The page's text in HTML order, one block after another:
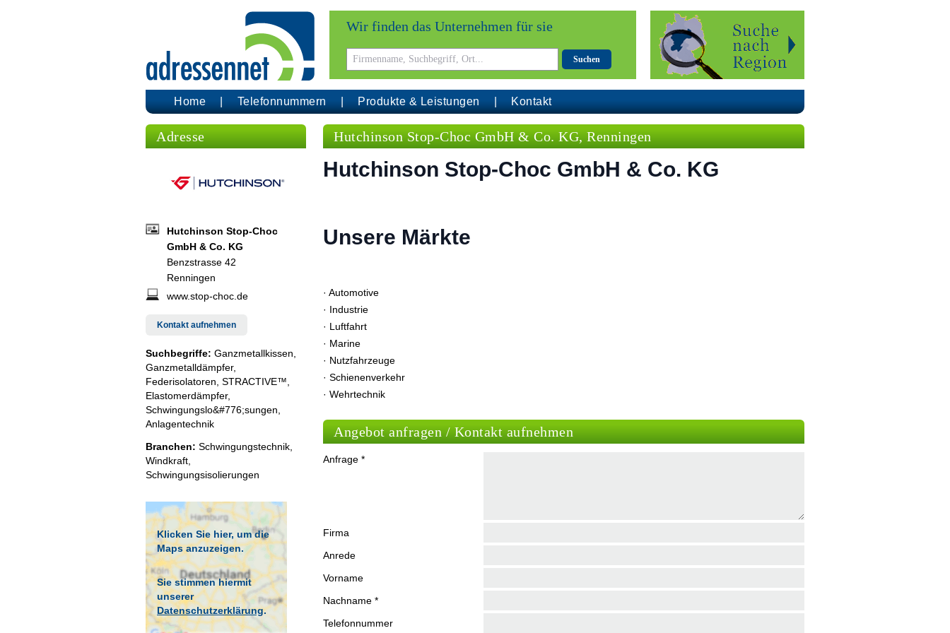
Wir finden das Unternehmen für sie
Suchen
Home Telefonnummern Produkte & Leistungen Kontakt
Adresse
Hutchinson Stop-Choc
GmbH & Co. KG
Benzstrasse 42
Renningen
www.stop-choc.de
Kontakt aufnehmen
Suchbegriffe: Ganzmetallkissen,
Ganzmetalldämpfer,
Federisolatoren, STRACTIVE™,
Elastomerdämpfer,
Schwingungslo&#776;sungen,
Anlagentechnik
Branchen: Schwingungstechnik
Windkraft
Schwingungsisolierungen
Klicken Sie hier, um die
Maps anzuzeigen.
Sie stimmen hiermit
unserer
Datenschutzerklärung.
Hutchinson Stop-Choc GmbH & Co. KG, Renningen
Hutchinson Stop-Choc GmbH & Co. KG
Unsere Märkte
· Automotive
· Industrie
· Luftfahrt
· Marine
· Nutzfahrzeuge
· Schienenverkehr
· Wehrtechnik
Angebot anfragen / Kontakt aufnehmen
Anfrage *
Firma
Anrede
Vorname
Nachname *
Telefonnummer